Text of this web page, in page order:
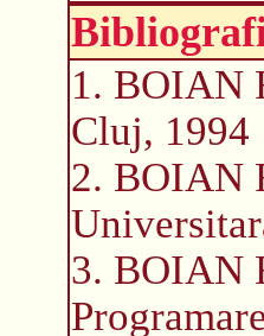
1. BOIAN
Cluj, 1994
2. BOIAN
3. BOIAN